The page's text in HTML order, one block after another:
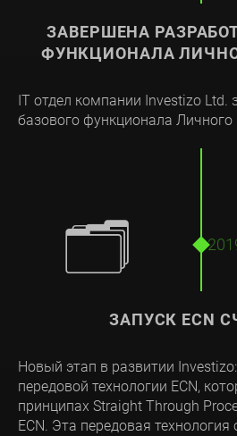
ЗАВЕРШЕНА
ФУНКЦИОНАЛА
IT отдел компании Investizo Ltd.
базового функционала Личного
ЗАПУСК ECN
Новый этап в развитии
передовой технологии ECN,
принципах Straight Through
ECN. Эта передовая технология
🗂